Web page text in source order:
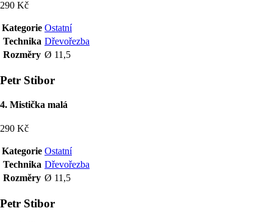
290 Kč
Kategorie Ostatní
Technika Dřevořezba
Rozměry Ø 11,5
Petr Stibor
4. Mistička malá
290 Kč
Kategorie Ostatní
Technika Dřevořezba
Rozměry Ø 11,5
Petr Stibor